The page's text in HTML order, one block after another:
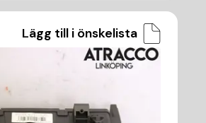
Lägg till i önskelista